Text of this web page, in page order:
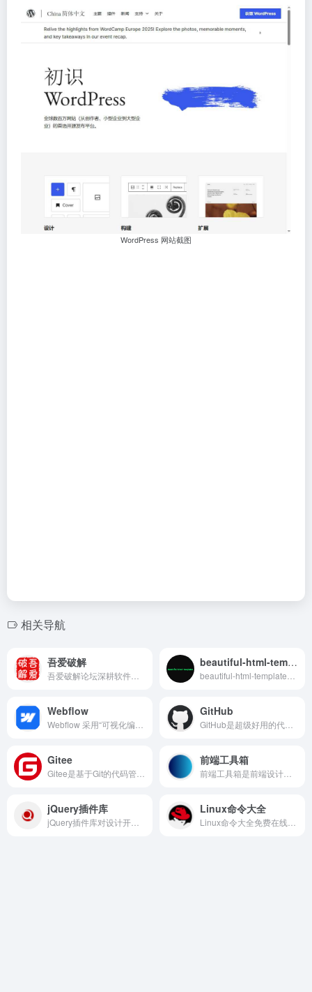
WordPress 网站截图
相关导航
吾爱破解 beautiful-html-templates
Webflow GitHub
Gitee 前端工具箱
jQuery插件库 Linux命令大全